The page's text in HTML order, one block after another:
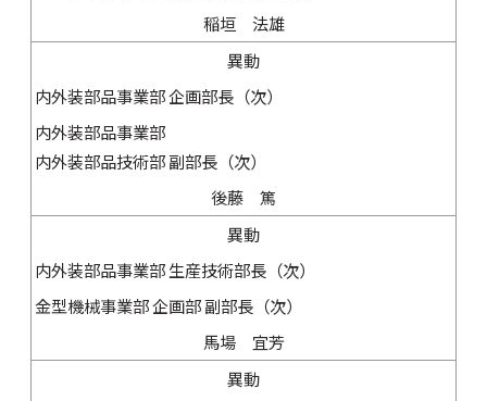
稲垣 法雄
異動
内外装部品事業部 企画部長（次）
内外装部品事業部
内外装部品技術部 副部長（次）
後藤 篤
異動
内外装部品事業部 生産技術部長（次）
金型機械事業部 企画部 副部長（次）
馬場 宜芳
異動